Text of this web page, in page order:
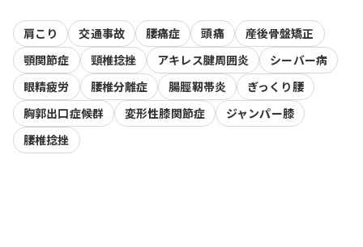
肩こり 交通事故 腰痛症 頭痛
産後骨盤矯正
顎関節症
頸椎捻挫 アキレス腱周囲炎
シーバー病
眼精疲労
腰椎分離症 腸脛靭帯炎
ぎっくり腰
胸郭出口症候群
変形性膝関節症
ジャンパー膝
腰椎捻挫